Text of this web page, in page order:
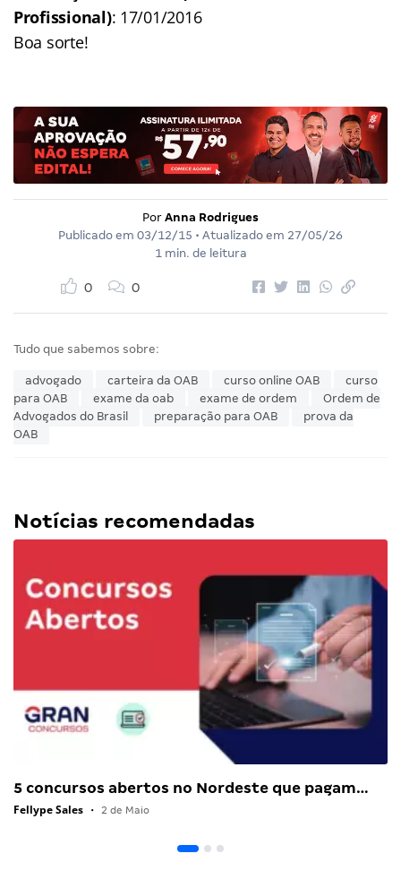
Profissional): 17/01/2016
Boa sorte!
Por Anna Rodrigues
Publicado em 03/12/15 • Atualizado em 27/05/26
1 min. de leitura
0 0
Tudo que sabemos sobre:
advogado carteira da OAB curso online OAB
curso
para OAB
exame da oab exame de ordem
Ordem de
Advogados do Brasil
preparação para OAB
prova da
OAB
Notícias recomendadas
5 concursos abertos no Nordeste que pagam…
Fellype Sales • 2 de Maio